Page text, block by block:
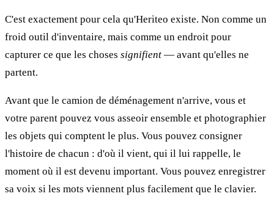
C'est exactement pour cela qu'Heriteo existe. Non comme un
froid outil d'inventaire, mais comme un endroit pour
capturer ce que les choses signifient — avant qu'elles ne
partent.
Avant que le camion de déménagement n'arrive, vous et
votre parent pouvez vous asseoir ensemble et photographier
les objets qui comptent le plus. Vous pouvez consigner
l'histoire de chacun : d'où il vient, qui il lui rappelle, le
moment où il est devenu important. Vous pouvez enregistrer
sa voix si les mots viennent plus facilement que le clavier.